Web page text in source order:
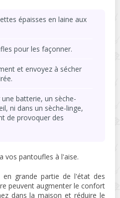
épaisses en laine aux
pour les façonner.
et envoyez à sécher
batterie, un sèche-
ni dans un sèche-linge,
de provoquer des
vos pantoufles à l'aise.
en grande partie de l'état des
peuvent augmenter le confort
dans la maison et réduire le